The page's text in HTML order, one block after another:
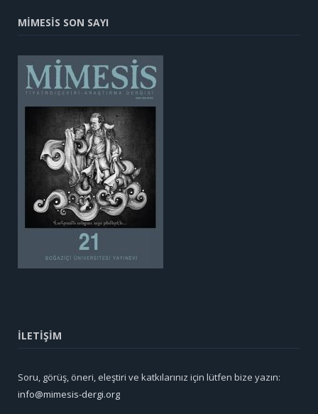
MİMESİS SON SAYI
İLETİŞİM
Soru, görüş, öneri, eleştiri ve katkılarınız için lütfen bize yazın:
info@mimesis-dergi.org